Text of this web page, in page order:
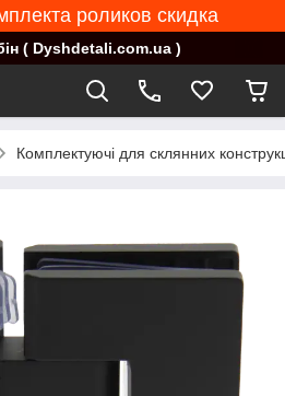
роликов скидка
( Dyshdetali.com.ua )
Комплектуючі для склянних